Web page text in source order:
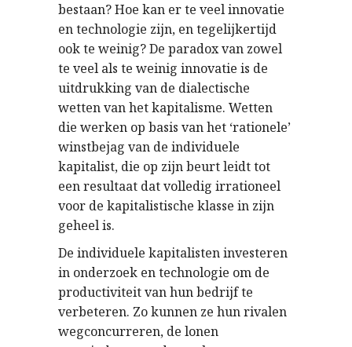
bestaan? Hoe kan er te veel innovatie
en technologie zijn, en tegelijkertijd
ook te weinig? De paradox van zowel
te veel als te weinig innovatie is de
uitdrukking van de dialectische
wetten van het kapitalisme. Wetten
die werken op basis van het ‘rationele’
winstbejag van de individuele
kapitalist, die op zijn beurt leidt tot
een resultaat dat volledig irrationeel
voor de kapitalistische klasse in zijn
geheel is.
De individuele kapitalisten investeren
in onderzoek en technologie om de
productiviteit van hun bedrijf te
verbeteren. Zo kunnen ze hun rivalen
wegconcurreren, de lonen